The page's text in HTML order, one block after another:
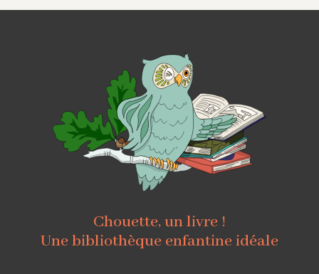
Chouette, un livre !
Une bibliothèque enfantine idéale